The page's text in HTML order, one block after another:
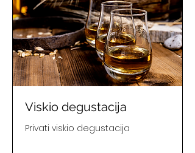
Viskio degustacija
Privati viskio degustacija